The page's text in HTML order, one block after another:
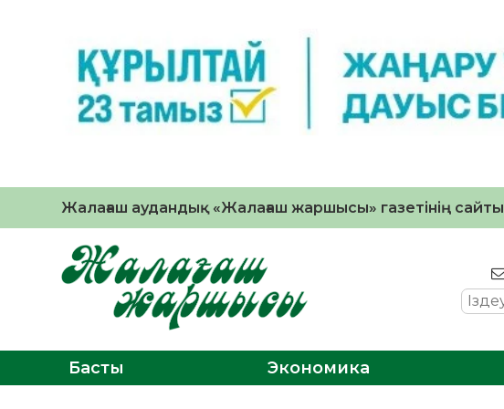
Жалағаш аудандық «Жалағаш жаршысы» газетінің сайты
Басты Экономика